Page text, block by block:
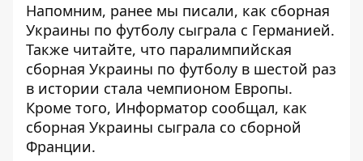
Напомним, ранее мы писали, как сборная
Украины по футболу сыграла с Германией.
Также читайте, что паралимпийская
сборная Украины по футболу в шестой раз
в истории стала чемпионом Европы.
Кроме того, Информатор сообщал, как
сборная Украины сыграла со сборной
Франции.